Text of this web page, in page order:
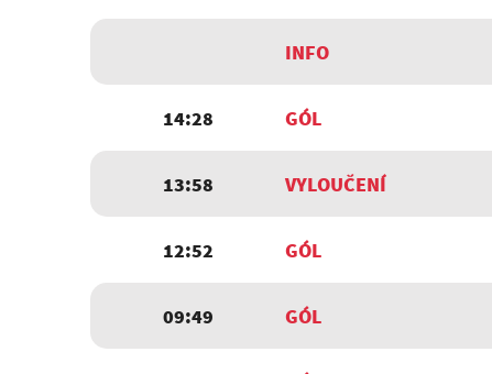
INFO
14:28 GÓL
13:58 VYLOUČENÍ
12:52 GÓL
09:49 GÓL